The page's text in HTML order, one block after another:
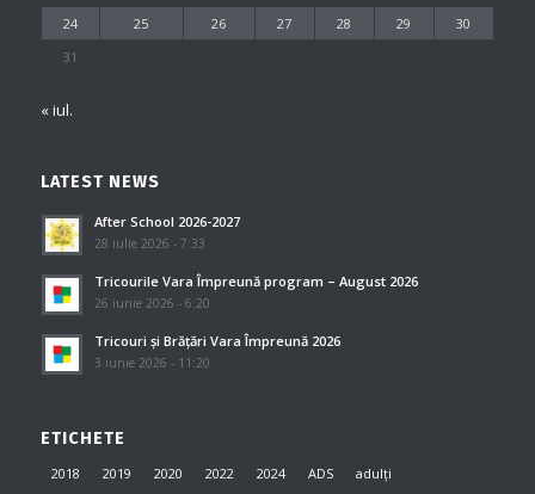
24
25 26 27 28 29
30
31
« iul.
LATEST NEWS
After School 2026-2027
28 iulie 2026 - 7:33
Tricourile Vara Împreună program – August 2026
26 iunie 2026 - 6:20
Tricouri și Brățări Vara Împreună 2026
3 iunie 2026 - 11:20
ETICHETE
2018 2019 2020 2022 2024 ADS adulți